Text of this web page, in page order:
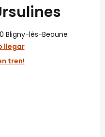
Bligny-lès-Beaune
llegar
tren!